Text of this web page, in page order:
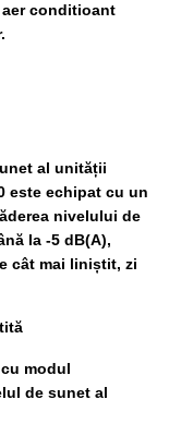
conditioant
al unității
este echipat cu un
nivelului de
la -5 dB(A),
cât mai liniștit, zi
modul
de sunet al